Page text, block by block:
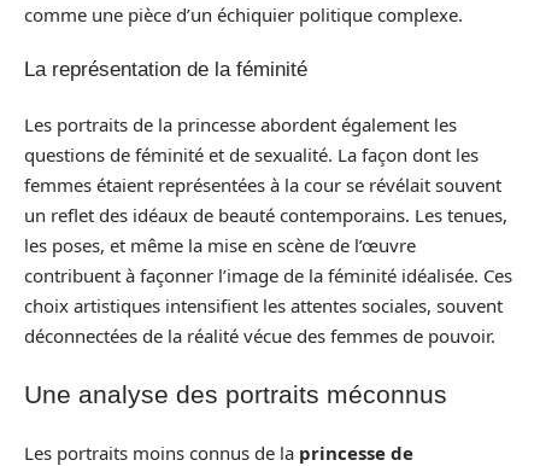
comme une pièce d’un échiquier politique complexe.
La représentation de la féminité
Les portraits de la princesse abordent également les
questions de féminité et de sexualité. La façon dont les
femmes étaient représentées à la cour se révélait souvent
un reflet des idéaux de beauté contemporains. Les tenues,
les poses, et même la mise en scène de l’œuvre
contribuent à façonner l’image de la féminité idéalisée. Ces
choix artistiques intensifient les attentes sociales, souvent
déconnectées de la réalité vécue des femmes de pouvoir.
Une analyse des portraits méconnus
Les portraits moins connus de la princesse de